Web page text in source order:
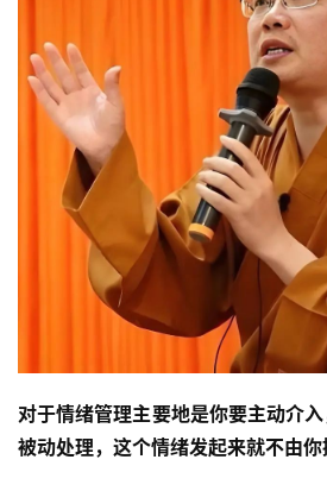
对于情绪管理主要地是你要主动介
被动处理，这个情绪发起来就不由你